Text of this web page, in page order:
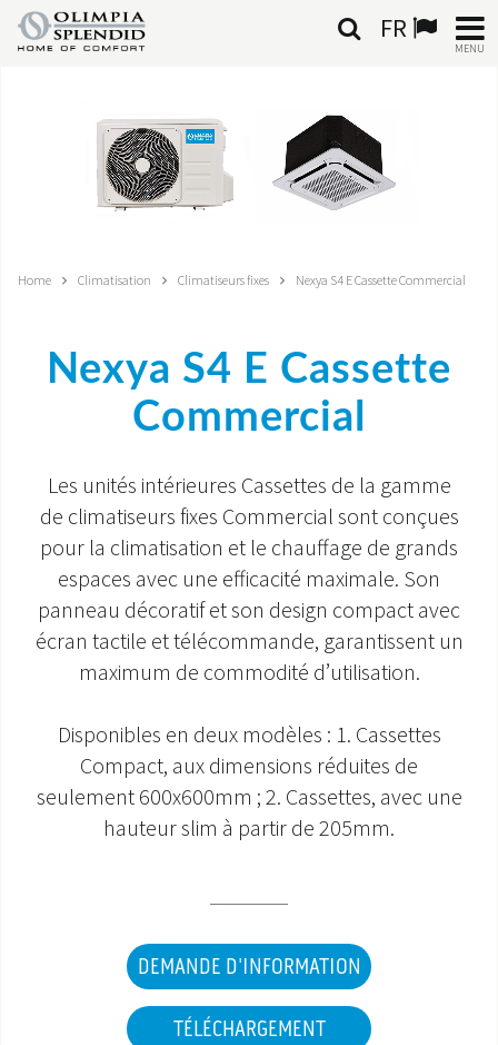
FR
MENU
CLIMATISATION
SYSTÈMES INTÉGRÉS
MONDE OS
SAV ET GARANTIE
DOCUMENTATIONS
Home Climatisation Climatiseurs fixes Nexya S4 E Cassette Commercial
Nexya S4 E Cassette
Commercial
Les unités intérieures Cassettes de la gamme
de climatiseurs fixes Commercial sont conçues
pour la climatisation et le chauffage de grands
espaces avec une efficacité maximale. Son
panneau décoratif et son design compact avec
écran tactile et télécommande, garantissent un
maximum de commodité d’utilisation.
Disponibles en deux modèles : 1. Cassettes
Compact, aux dimensions réduites de
seulement 600x600mm ; 2. Cassettes, avec une
hauteur slim à partir de 205mm.
DEMANDE D'INFORMATION
TÉLÉCHARGEMENT